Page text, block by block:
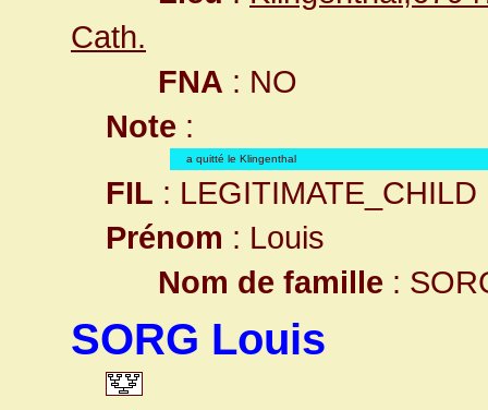
Cath.
FNA : NO
Note :
a quitté le Klingenthal
FIL : LEGITIMATE_CHILD
Prénom : Louis
Nom de famille :
SORG Louis